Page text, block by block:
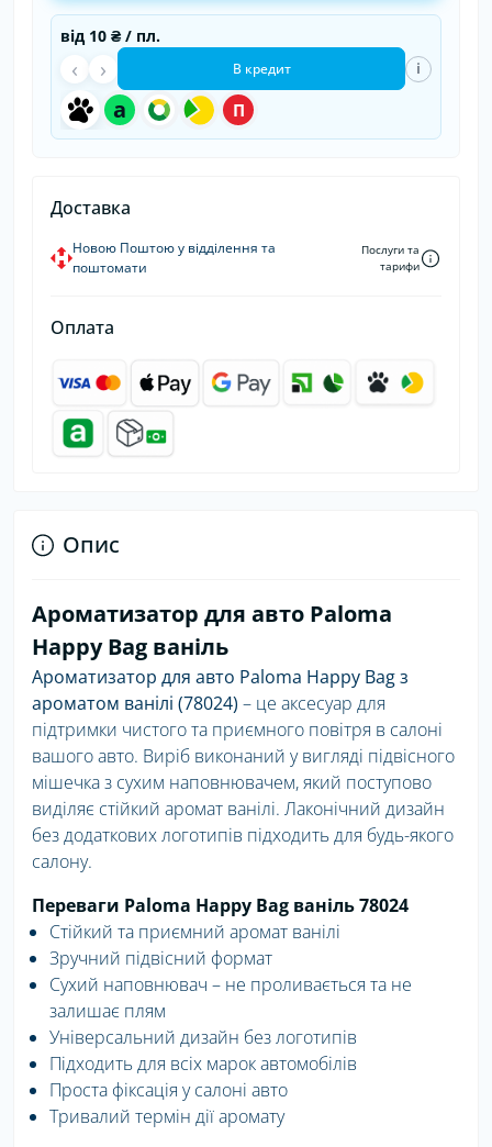
від 10 ₴ / пл.
‹
a
П
› В кредит i
Доставка
Новою Поштою у відділення та
поштомати
Послуги та
тарифи
Оплата
Опис
Ароматизатор для авто Paloma
Happy Bag ваніль
Ароматизатор для авто Paloma Happy Bag з
ароматом ванілі (78024) – це аксесуар для
підтримки чистого та приємного повітря в салоні
вашого авто. Виріб виконаний у вигляді підвісного
мішечка з сухим наповнювачем, який поступово
виділяє стійкий аромат ванілі. Лаконічний дизайн
без додаткових логотипів підходить для будь-якого
салону.
Переваги Paloma Happy Bag ваніль 78024
Стійкий та приємний аромат ванілі
Зручний підвісний формат
Сухий наповнювач – не проливається та не
залишає плям
Універсальний дизайн без логотипів
Підходить для всіх марок автомобілів
Проста фіксація у салоні авто
Тривалий термін дії аромату